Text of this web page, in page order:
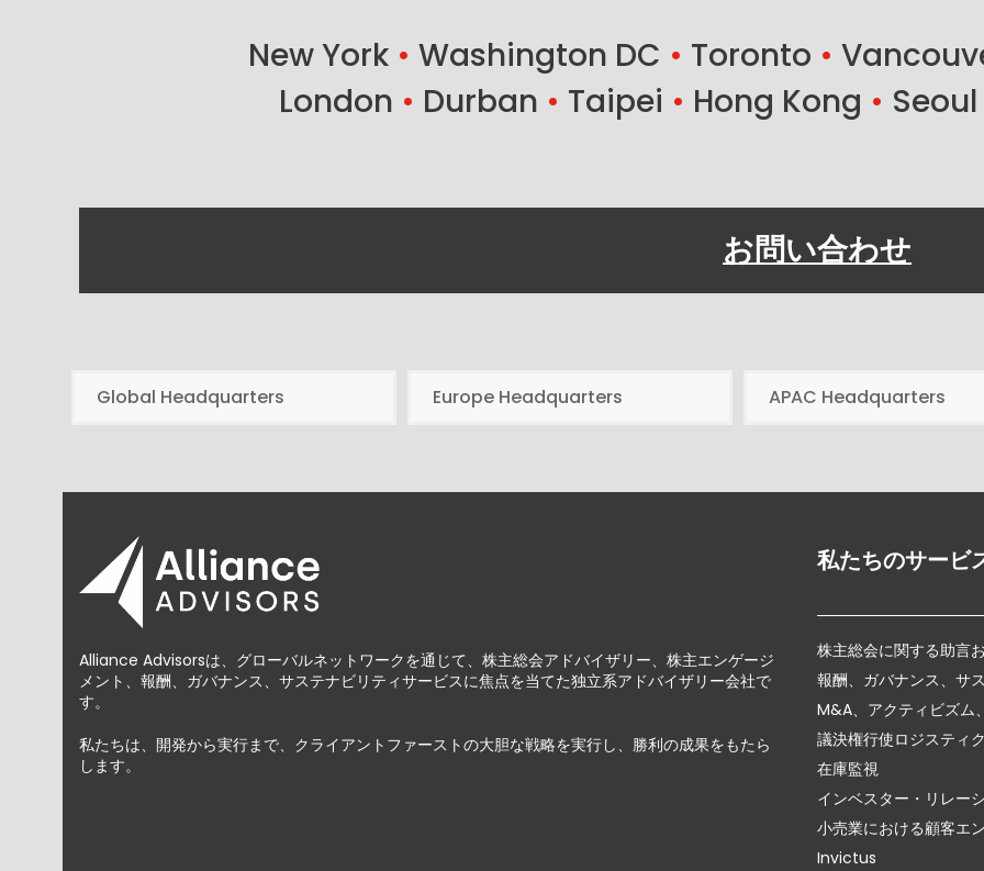
New York • Washington DC • Toronto •
London • Durban • Taipei • Hong Kong • Seoul
お問い合わせ
Global Headquarters Europe Headquarters APAC Headquarters
Alliance Advisorsは、グローバルネットワークを通じて、株主総会アドバイザリー、株主エンゲージ
メント、報酬、ガバナンス、サステナビリティサービスに焦点を当てた独立系アドバイザリー会社で
す。
私たちは、開発から実行まで、クライアントファーストの大胆な戦略を実行し、勝利の成果をもたら
します。
私たちのサービ
株主総会に関する助言
報酬、ガバナンス、サ
M&A、アクティビズム
議決権行使ロジスティ
在庫監視
インベスター・リレー
小売業における顧客エ
Invictus